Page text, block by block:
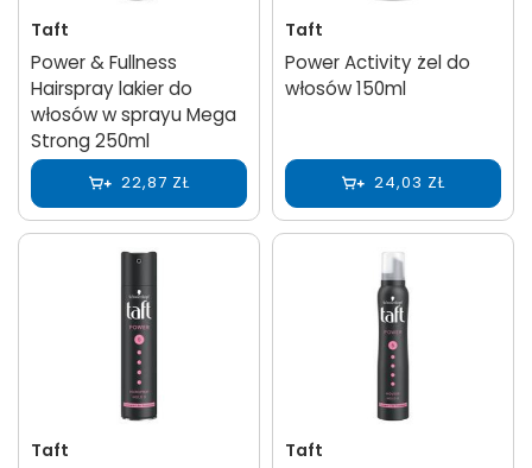
Taft
Power & Fullness
Hairspray lakier do
włosów w sprayu Mega
Strong 250ml
22,87 ZŁ
Taft
Power Activity żel do
włosów 150ml
24,03 ZŁ
Taft Taft